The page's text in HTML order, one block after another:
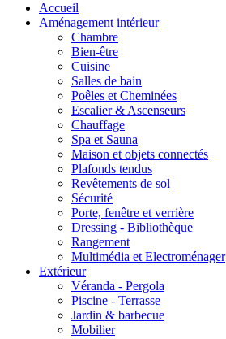
Accueil
Aménagement intérieur
Chambre
Bien-être
Cuisine
Salles de bain
Poêles et Cheminées
Escalier & Ascenseurs
Chauffage
Spa et Sauna
Maison et objets connectés
Plafonds tendus
Revêtements de sol
Sécurité
Porte, fenêtre et verrière
Dressing - Bibliothèque
Rangement
Multimédia et Electroménager
Extérieur
Véranda - Pergola
Piscine - Terrasse
Jardin & barbecue
Mobilier